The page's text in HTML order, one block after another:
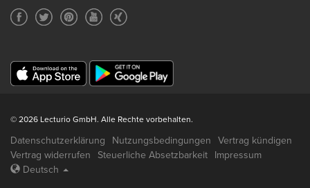
© 2026 Lecturio GmbH. Alle Rechte vorbehalten.
Datenschutzerklärung Nutzungsbedingungen
Vertrag kündigen
Vertrag widerrufen
Steuerliche Absetzbarkeit
Impressum
Deutsch